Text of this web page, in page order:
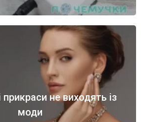
прикраси не виходять із
моди